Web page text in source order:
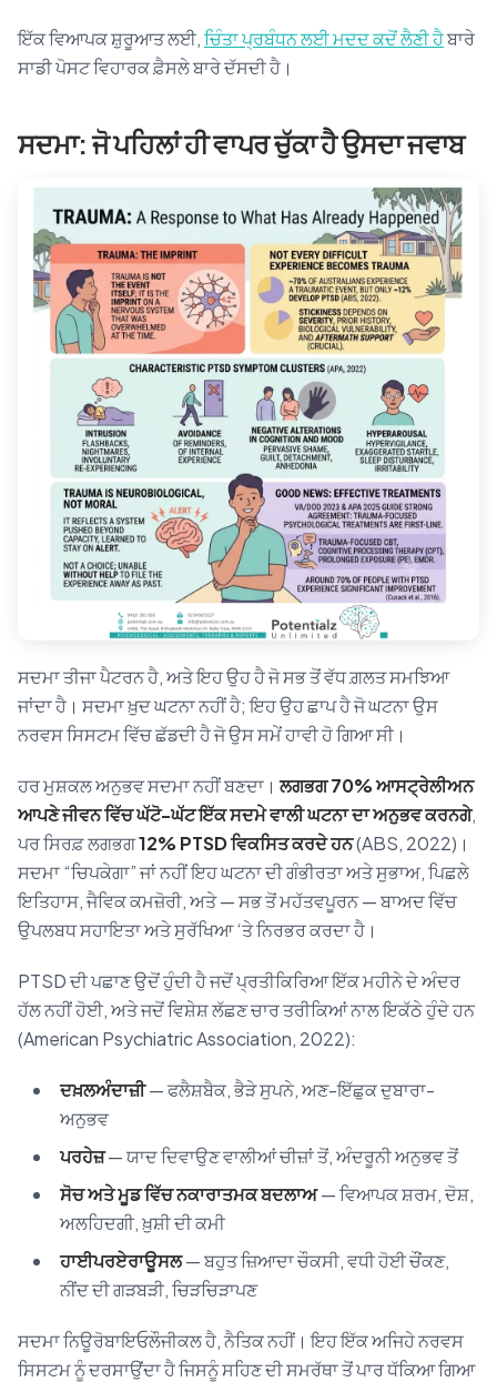
ਇੱਕ ਵਿਆਪਕ ਸ਼ੁਰੂਆਤ ਲਈ,ਚਿੰਤਾ ਪ੍ਰਬੰਧਨ ਲਈ ਮਦਦ ਕਦੋਂ ਲੈਣੀ ਹੈਬਾਰੇ
ਸਾਡੀ ਪੋਸਟ ਵਿਹਾਰਕ ਫ਼ੈਸਲੇ ਬਾਰੇ ਦੱਸਦੀ ਹੈ।
ਸਦਮਾ: ਜੋ ਪਹਿਲਾਂ ਹੀ ਵਾਪਰ ਚੁੱਕਾ ਹੈ ਉਸਦਾ ਜਵਾਬ
ਸਦਮਾ ਤੀਜਾ ਪੈਟਰਨ ਹੈ, ਅਤੇ ਇਹ ਉਹ ਹੈ ਜੋ ਸਭ ਤੋਂ ਵੱਧ ਗ਼ਲਤ ਸਮਝਿਆ
ਜਾਂਦਾ ਹੈ। ਸਦਮਾ ਖ਼ੁਦ ਘਟਨਾ ਨਹੀਂ ਹੈ; ਇਹ ਉਹ ਛਾਪ ਹੈ ਜੋ ਘਟਨਾ ਉਸ
ਨਰਵਸ ਸਿਸਟਮ ਵਿੱਚ ਛੱਡਦੀ ਹੈ ਜੋ ਉਸ ਸਮੇਂ ਹਾਵੀ ਹੋ ਗਿਆ ਸੀ।
ਹਰ ਮੁਸ਼ਕਲ ਅਨੁਭਵ ਸਦਮਾ ਨਹੀਂ ਬਣਦਾ।ਲਗਭਗ 70% ਆਸਟ੍ਰੇਲੀਅਨ
ਆਪਣੇ ਜੀਵਨ ਵਿੱਚ ਘੱਟੋ-ਘੱਟ ਇੱਕ ਸਦਮੇ ਵਾਲੀ ਘਟਨਾ ਦਾ ਅਨੁਭਵ ਕਰਨਗੇ,
ਪਰ ਸਿਰਫ਼ ਲਗਭਗ12% PTSD ਵਿਕਸਿਤ ਕਰਦੇ ਹਨ(ABS, 2022)।
ਸਦਮਾ “ਚਿਪਕੇਗਾ” ਜਾਂ ਨਹੀਂ ਇਹ ਘਟਨਾ ਦੀ ਗੰਭੀਰਤਾ ਅਤੇ ਸੁਭਾਅ, ਪਿਛਲੇ
ਇਤਿਹਾਸ, ਜੈਵਿਕ ਕਮਜ਼ੋਰੀ, ਅਤੇ — ਸਭ ਤੋਂ ਮਹੱਤਵਪੂਰਨ — ਬਾਅਦ ਵਿੱਚ
ਉਪਲਬਧ ਸਹਾਇਤਾ ਅਤੇ ਸੁਰੱਖਿਆ ‘ਤੇ ਨਿਰਭਰ ਕਰਦਾ ਹੈ।
PTSD ਦੀ ਪਛਾਣ ਉਦੋਂ ਹੁੰਦੀ ਹੈ ਜਦੋਂ ਪ੍ਰਤੀਕਿਰਿਆ ਇੱਕ ਮਹੀਨੇ ਦੇ ਅੰਦਰ
ਹੱਲ ਨਹੀਂ ਹੋਈ, ਅਤੇ ਜਦੋਂ ਵਿਸ਼ੇਸ਼ ਲੱਛਣ ਚਾਰ ਤਰੀਕਿਆਂ ਨਾਲ ਇਕੱਠੇ ਹੁੰਦੇ ਹਨ
(American Psychiatric Association, 2022):
ਦਖ਼ਲਅੰਦਾਜ਼ੀ— ਫਲੈਸ਼ਬੈਕ, ਭੈੜੇ ਸੁਪਨੇ, ਅਣ-ਇੱਛੁਕ ਦੁਬਾਰਾ-
ਅਨੁਭਵ
ਪਰਹੇਜ਼— ਯਾਦ ਦਿਵਾਉਣ ਵਾਲੀਆਂ ਚੀਜ਼ਾਂ ਤੋਂ, ਅੰਦਰੂਨੀ ਅਨੁਭਵ ਤੋਂ
ਸੋਚ ਅਤੇ ਮੂਡ ਵਿੱਚ ਨਕਾਰਾਤਮਕ ਬਦਲਾਅ— ਵਿਆਪਕ ਸ਼ਰਮ, ਦੋਸ਼,
ਅਲਹਿਦਗੀ, ਖ਼ੁਸ਼ੀ ਦੀ ਕਮੀ
ਹਾਈਪਰਏਰਾਊਸਲ— ਬਹੁਤ ਜ਼ਿਆਦਾ ਚੌਕਸੀ, ਵਧੀ ਹੋਈ ਚੌਂਕਣ,
ਨੀਂਦ ਦੀ ਗੜਬੜੀ, ਚਿੜਚਿੜਾਪਣ
ਸਦਮਾ ਨਿਊਰੋਬਾਇਓਲੌਜੀਕਲ ਹੈ, ਨੈਤਿਕ ਨਹੀਂ। ਇਹ ਇੱਕ ਅਜਿਹੇ ਨਰਵਸ
ਸਿਸਟਮ ਨੂੰ ਦਰਸਾਉਂਦਾ ਹੈ ਜਿਸਨੂੰ ਸਹਿਣ ਦੀ ਸਮਰੱਥਾ ਤੋਂ ਪਾਰ ਧੱਕਿਆ ਗਿਆ